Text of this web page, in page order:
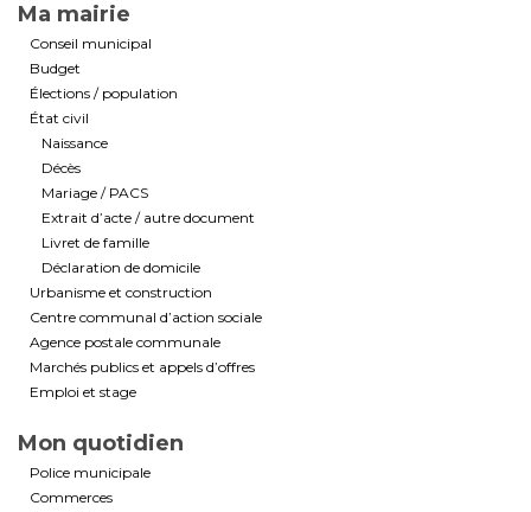
Ma mairie
Conseil municipal
Budget
Élections / population
État civil
Naissance
Décès
Mariage / PACS
Extrait d’acte / autre document
Livret de famille
Déclaration de domicile
Urbanisme et construction
Centre communal d’action sociale
Agence postale communale
Marchés publics et appels d’offres
Emploi et stage
Mon quotidien
Police municipale
Commerces